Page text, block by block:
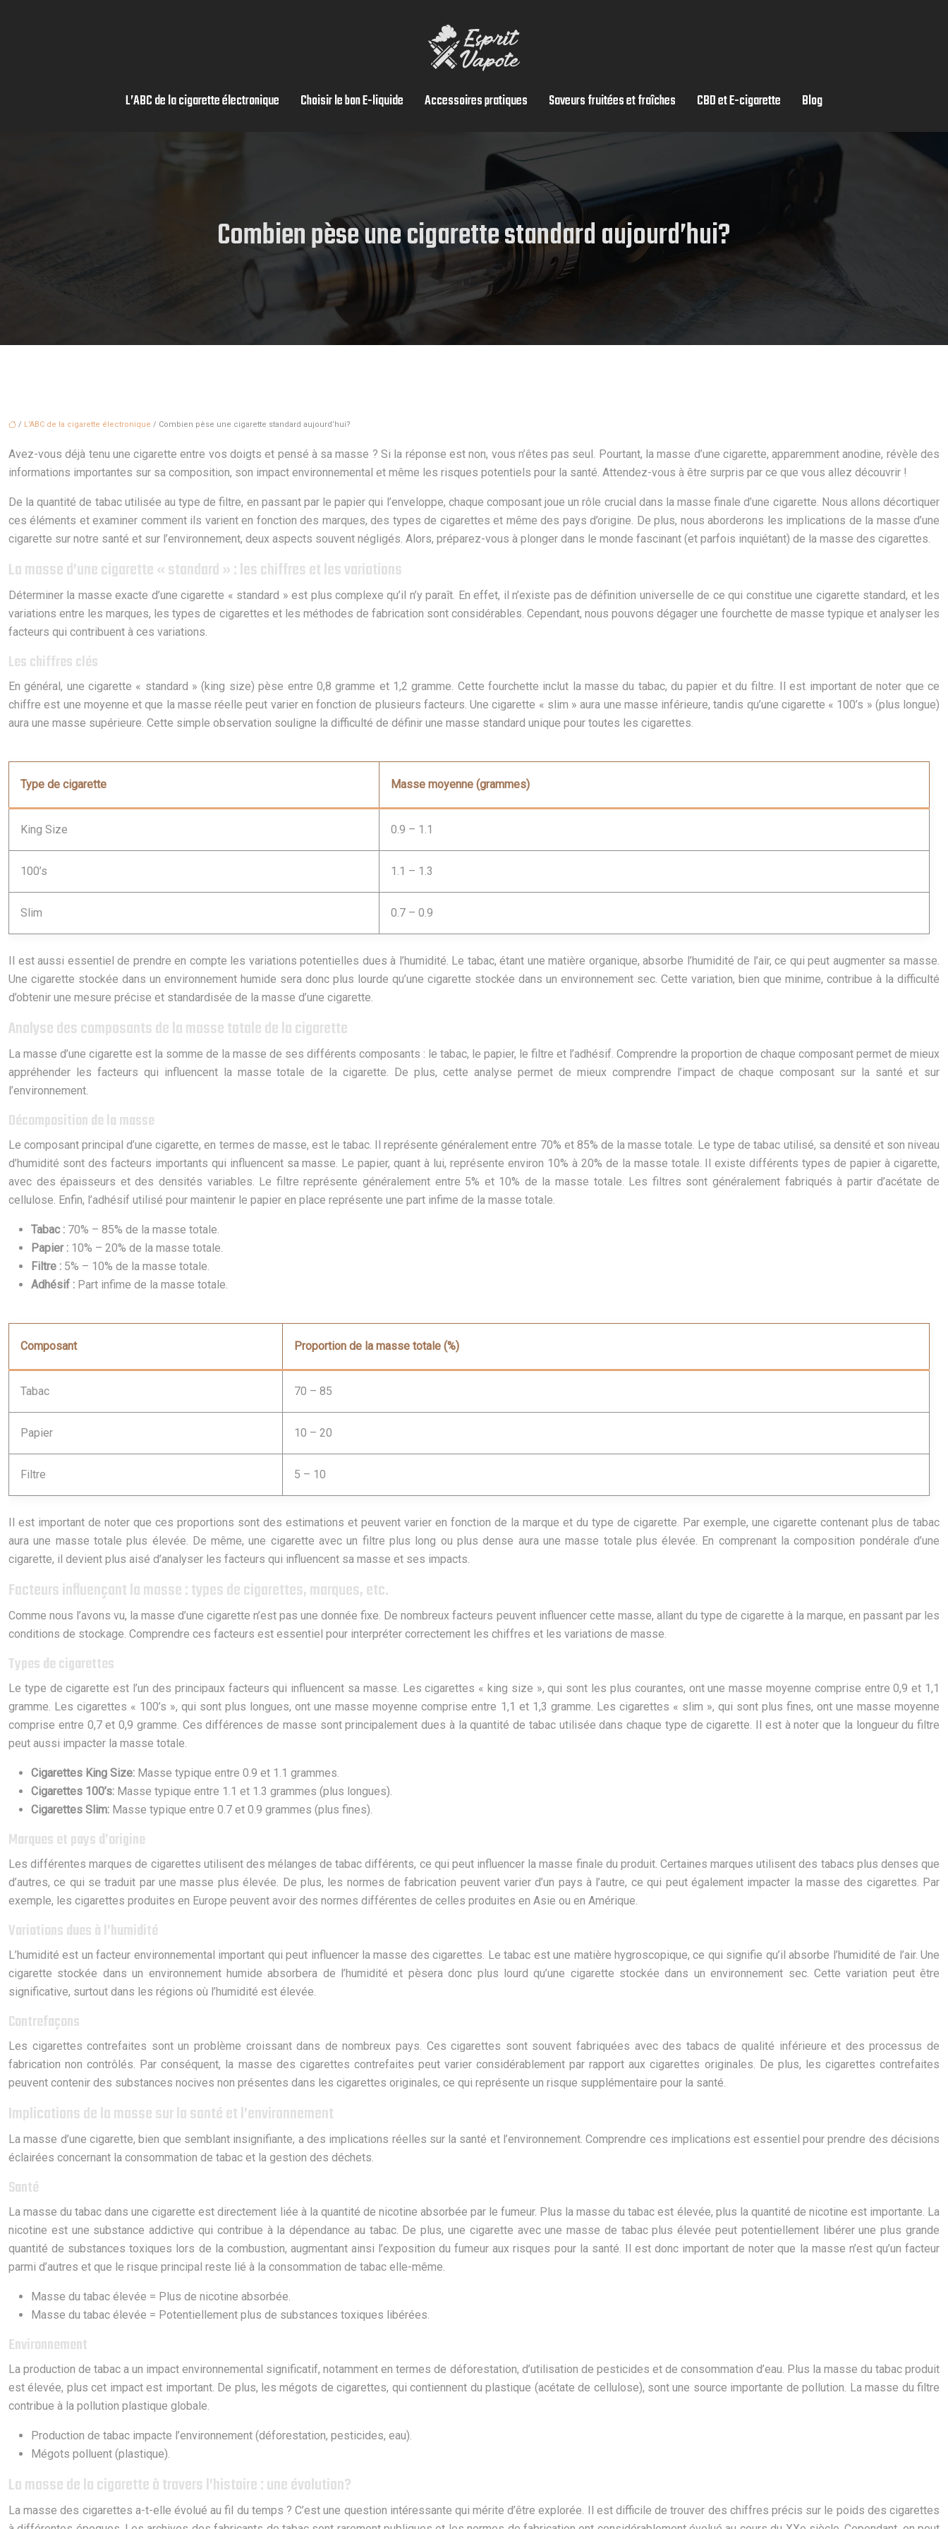
L’ABC de la cigarette électronique Choisir le bon E-liquide Accessoires pratiques Saveurs fruitées et fraîches CBD et E-cigarette Blog
Combien pèse une cigarette standard aujourd’hui?
/ L'ABC de la cigarette électronique / Combien pèse une cigarette standard aujourd’hui?
Avez-vous déjà tenu une cigarette entre vos doigts et pensé à sa masse ? Si la réponse est non, vous n’êtes pas seul. Pourtant, la masse d’une cigarette, apparemment anodine, révèle des
informations importantes sur sa composition, son impact environnemental et même les risques potentiels pour la santé. Attendez-vous à être surpris par ce que vous allez découvrir !
De la quantité de tabac utilisée au type de filtre, en passant par le papier qui l’enveloppe, chaque composant joue un rôle crucial dans la masse finale d’une cigarette. Nous allons décortiquer
ces éléments et examiner comment ils varient en fonction des marques, des types de cigarettes et même des pays d’origine. De plus, nous aborderons les implications de la masse d’une
cigarette sur notre santé et sur l’environnement, deux aspects souvent négligés. Alors, préparez-vous à plonger dans le monde fascinant (et parfois inquiétant) de la masse des cigarettes.
La masse d’une cigarette « standard » : les chiffres et les variations
Déterminer la masse exacte d’une cigarette « standard » est plus complexe qu’il n’y paraît. En effet, il n’existe pas de définition universelle de ce qui constitue une cigarette standard, et les
variations entre les marques, les types de cigarettes et les méthodes de fabrication sont considérables. Cependant, nous pouvons dégager une fourchette de masse typique et analyser les
facteurs qui contribuent à ces variations.
Les chiffres clés
En général, une cigarette « standard » (king size) pèse entre 0,8 gramme et 1,2 gramme. Cette fourchette inclut la masse du tabac, du papier et du filtre. Il est important de noter que ce
chiffre est une moyenne et que la masse réelle peut varier en fonction de plusieurs facteurs. Une cigarette « slim » aura une masse inférieure, tandis qu’une cigarette « 100’s » (plus longue)
aura une masse supérieure. Cette simple observation souligne la difficulté de définir une masse standard unique pour toutes les cigarettes.
Type de cigarette Masse moyenne (grammes)
King Size 0.9 – 1.1
100’s 1.1 – 1.3
Slim 0.7 – 0.9
Il est aussi essentiel de prendre en compte les variations potentielles dues à l’humidité. Le tabac, étant une matière organique, absorbe l’humidité de l’air, ce qui peut augmenter sa masse.
Une cigarette stockée dans un environnement humide sera donc plus lourde qu’une cigarette stockée dans un environnement sec. Cette variation, bien que minime, contribue à la difficulté
d’obtenir une mesure précise et standardisée de la masse d’une cigarette.
Analyse des composants de la masse totale de la cigarette
La masse d’une cigarette est la somme de la masse de ses différents composants : le tabac, le papier, le filtre et l’adhésif. Comprendre la proportion de chaque composant permet de mieux
appréhender les facteurs qui influencent la masse totale de la cigarette. De plus, cette analyse permet de mieux comprendre l’impact de chaque composant sur la santé et sur
l’environnement.
Décomposition de la masse
Le composant principal d’une cigarette, en termes de masse, est le tabac. Il représente généralement entre 70% et 85% de la masse totale. Le type de tabac utilisé, sa densité et son niveau
d’humidité sont des facteurs importants qui influencent sa masse. Le papier, quant à lui, représente environ 10% à 20% de la masse totale. Il existe différents types de papier à cigarette,
avec des épaisseurs et des densités variables. Le filtre représente généralement entre 5% et 10% de la masse totale. Les filtres sont généralement fabriqués à partir d’acétate de
cellulose. Enfin, l’adhésif utilisé pour maintenir le papier en place représente une part infime de la masse totale.
Tabac : 70% – 85% de la masse totale.
Papier : 10% – 20% de la masse totale.
Filtre : 5% – 10% de la masse totale.
Adhésif : Part infime de la masse totale.
Composant Proportion de la masse totale (%)
Tabac 70 – 85
Papier 10 – 20
Filtre 5 – 10
Il est important de noter que ces proportions sont des estimations et peuvent varier en fonction de la marque et du type de cigarette. Par exemple, une cigarette contenant plus de tabac
aura une masse totale plus élevée. De même, une cigarette avec un filtre plus long ou plus dense aura une masse totale plus élevée. En comprenant la composition pondérale d’une
cigarette, il devient plus aisé d’analyser les facteurs qui influencent sa masse et ses impacts.
Facteurs influençant la masse : types de cigarettes, marques, etc.
Comme nous l’avons vu, la masse d’une cigarette n’est pas une donnée fixe. De nombreux facteurs peuvent influencer cette masse, allant du type de cigarette à la marque, en passant par les
conditions de stockage. Comprendre ces facteurs est essentiel pour interpréter correctement les chiffres et les variations de masse.
Types de cigarettes
Le type de cigarette est l’un des principaux facteurs qui influencent sa masse. Les cigarettes « king size », qui sont les plus courantes, ont une masse moyenne comprise entre 0,9 et 1,1
gramme. Les cigarettes « 100’s », qui sont plus longues, ont une masse moyenne comprise entre 1,1 et 1,3 gramme. Les cigarettes « slim », qui sont plus fines, ont une masse moyenne
comprise entre 0,7 et 0,9 gramme. Ces différences de masse sont principalement dues à la quantité de tabac utilisée dans chaque type de cigarette. Il est à noter que la longueur du filtre
peut aussi impacter la masse totale.
Cigarettes King Size: Masse typique entre 0.9 et 1.1 grammes.
Cigarettes 100’s: Masse typique entre 1.1 et 1.3 grammes (plus longues).
Cigarettes Slim: Masse typique entre 0.7 et 0.9 grammes (plus fines).
Marques et pays d’origine
Les différentes marques de cigarettes utilisent des mélanges de tabac différents, ce qui peut influencer la masse finale du produit. Certaines marques utilisent des tabacs plus denses que
d’autres, ce qui se traduit par une masse plus élevée. De plus, les normes de fabrication peuvent varier d’un pays à l’autre, ce qui peut également impacter la masse des cigarettes. Par
exemple, les cigarettes produites en Europe peuvent avoir des normes différentes de celles produites en Asie ou en Amérique.
Variations dues à l’humidité
L’humidité est un facteur environnemental important qui peut influencer la masse des cigarettes. Le tabac est une matière hygroscopique, ce qui signifie qu’il absorbe l’humidité de l’air. Une
cigarette stockée dans un environnement humide absorbera de l’humidité et pèsera donc plus lourd qu’une cigarette stockée dans un environnement sec. Cette variation peut être
significative, surtout dans les régions où l’humidité est élevée.
Contrefaçons
Les cigarettes contrefaites sont un problème croissant dans de nombreux pays. Ces cigarettes sont souvent fabriquées avec des tabacs de qualité inférieure et des processus de
fabrication non contrôlés. Par conséquent, la masse des cigarettes contrefaites peut varier considérablement par rapport aux cigarettes originales. De plus, les cigarettes contrefaites
peuvent contenir des substances nocives non présentes dans les cigarettes originales, ce qui représente un risque supplémentaire pour la santé.
Implications de la masse sur la santé et l’environnement
La masse d’une cigarette, bien que semblant insignifiante, a des implications réelles sur la santé et l’environnement. Comprendre ces implications est essentiel pour prendre des décisions
éclairées concernant la consommation de tabac et la gestion des déchets.
Santé
La masse du tabac dans une cigarette est directement liée à la quantité de nicotine absorbée par le fumeur. Plus la masse du tabac est élevée, plus la quantité de nicotine est importante. La
nicotine est une substance addictive qui contribue à la dépendance au tabac. De plus, une cigarette avec une masse de tabac plus élevée peut potentiellement libérer une plus grande
quantité de substances toxiques lors de la combustion, augmentant ainsi l’exposition du fumeur aux risques pour la santé. Il est donc important de noter que la masse n’est qu’un facteur
parmi d’autres et que le risque principal reste lié à la consommation de tabac elle-même.
Masse du tabac élevée = Plus de nicotine absorbée.
Masse du tabac élevée = Potentiellement plus de substances toxiques libérées.
Environnement
La production de tabac a un impact environnemental significatif, notamment en termes de déforestation, d’utilisation de pesticides et de consommation d’eau. Plus la masse du tabac produit
est élevée, plus cet impact est important. De plus, les mégots de cigarettes, qui contiennent du plastique (acétate de cellulose), sont une source importante de pollution. La masse du filtre
contribue à la pollution plastique globale.
Production de tabac impacte l’environnement (déforestation, pesticides, eau).
Mégots polluent (plastique).
La masse de la cigarette à travers l’histoire : une évolution?
La masse des cigarettes a-t-elle évolué au fil du temps ? C’est une question intéressante qui mérite d’être explorée. Il est difficile de trouver des chiffres précis sur le poids des cigarettes